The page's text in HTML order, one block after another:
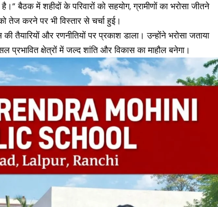
है।” बैठक में शहीदों के परिवारों को सहयोग, ग्रामीणों का भरोसा जीतने
तेज करने पर भी विस्तार से चर्चा हुई।
तैयारियों और रणनीतियों पर प्रकाश डाला। उन्होंने भरोसा जताया
क्षेत्रों में जल्द शांति और विकास का माहौल बनेगा।